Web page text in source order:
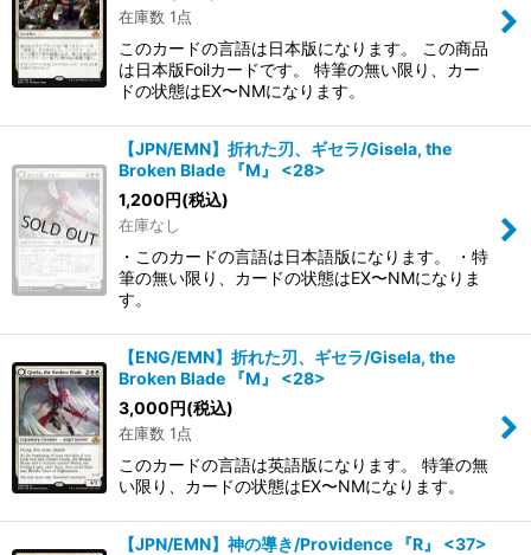
在庫数 1点
このカードの言語は日本版になります。 この商品
は日本版Foilカードです。 特筆の無い限り、カー
ドの状態はEX〜NMになります。
【JPN/EMN】折れた刃、ギセラ/Gisela, the
Broken Blade 『M』 <28>
1,200円(税込)
在庫なし
・このカードの言語は日本語版になります。 ・特
筆の無い限り、カードの状態はEX〜NMになりま
す。
【ENG/EMN】折れた刃、ギセラ/Gisela, the
Broken Blade 『M』 <28>
3,000円(税込)
在庫数 1点
このカードの言語は英語版になります。 特筆の無
い限り、カードの状態はEX〜NMになります。
【JPN/EMN】神の導き/Providence 『R』 <37>